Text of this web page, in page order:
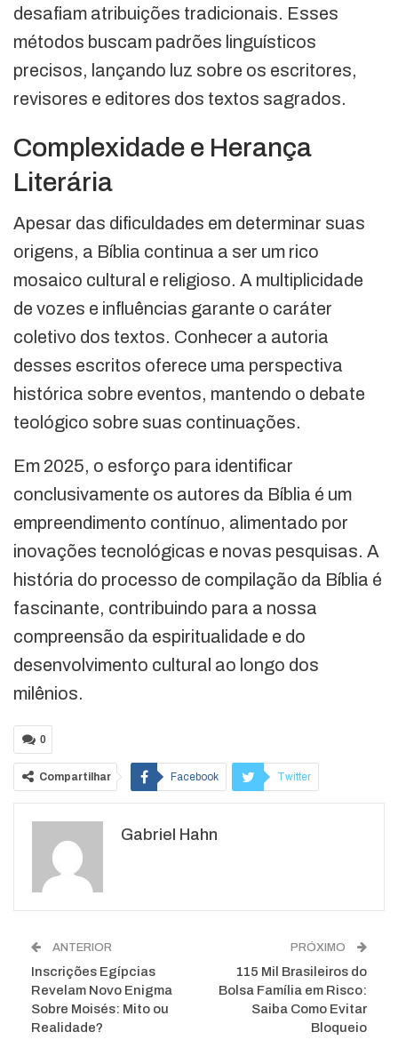
desafiam atribuições tradicionais. Esses
métodos buscam padrões linguísticos
precisos, lançando luz sobre os escritores,
revisores e editores dos textos sagrados.
Complexidade e Herança
Literária
Apesar das dificuldades em determinar suas
origens, a Bíblia continua a ser um rico
mosaico cultural e religioso. A multiplicidade
de vozes e influências garante o caráter
coletivo dos textos. Conhecer a autoria
desses escritos oferece uma perspectiva
histórica sobre eventos, mantendo o debate
teológico sobre suas continuações.
Em 2025, o esforço para identificar
conclusivamente os autores da Bíblia é um
empreendimento contínuo, alimentado por
inovações tecnológicas e novas pesquisas. A
história do processo de compilação da Bíblia é
fascinante, contribuindo para a nossa
compreensão da espiritualidade e do
desenvolvimento cultural ao longo dos
milênios.
0
Compartilhar Facebook Twitter
WhatsApp
Gabriel Hahn
ANTERIOR
Inscrições Egípcias
Revelam Novo Enigma
Sobre Moisés: Mito ou
Realidade?
PRÓXIMO
115 Mil Brasileiros do
Bolsa Família em Risco:
Saiba Como Evitar
Bloqueio